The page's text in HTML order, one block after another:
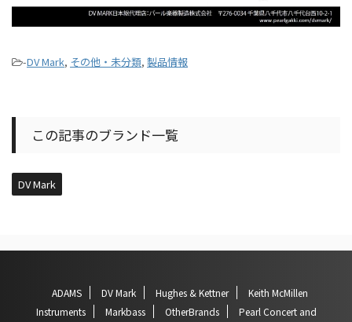
-DV Mark, その他・未分類, 製品情報
この記事のブランド一覧
DV Mark
ADAMS DV Mark Hughes & Kettner
Keith McMillen
Instruments
Markbass OtherBrands Pearl Concert and